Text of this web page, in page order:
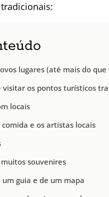
lugares (até mais do
visitar os pontos turísticos
locais
e os artistas locais
souvenires
um guia e de um mapa